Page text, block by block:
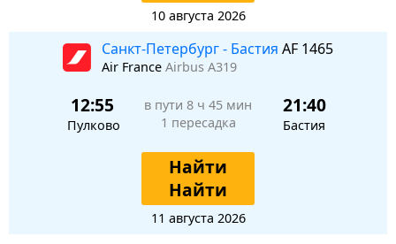
10 августа 2026
Санкт-Петербург - Бастия AF 1465
Air France Airbus A319
12:55
Пулково
в пути 8 ч 45 мин
1 пересадка
21:40
Бастия
Найти
Найти
11 августа 2026